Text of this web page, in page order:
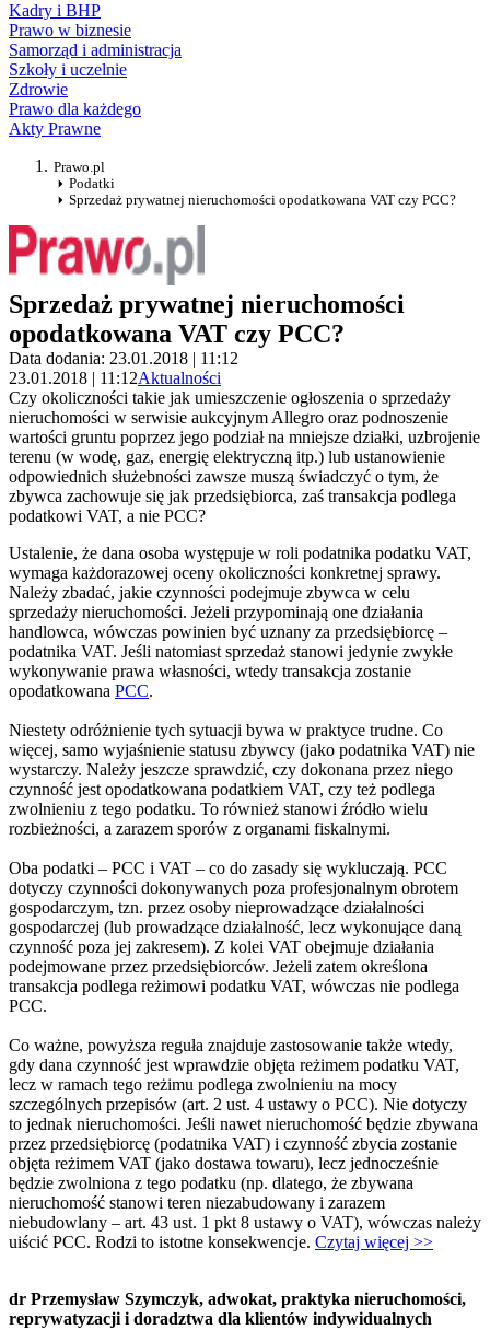
Kadry i BHP
Prawo w biznesie
Samorząd i administracja
Szkoły i uczelnie
Zdrowie
Prawo dla każdego
Akty Prawne
Prawo.pl
Podatki
Sprzedaż prywatnej nieruchomości opodatkowana VAT czy PCC?
Sprzedaż prywatnej nieruchomości
opodatkowana VAT czy PCC?
Data dodania: 23.01.2018 | 11:12
23.01.2018 | 11:12Aktualności
Czy okoliczności takie jak umieszczenie ogłoszenia o sprzedaży
nieruchomości w serwisie aukcyjnym Allegro oraz podnoszenie
wartości gruntu poprzez jego podział na mniejsze działki, uzbrojenie
terenu (w wodę, gaz, energię elektryczną itp.) lub ustanowienie
odpowiednich służebności zawsze muszą świadczyć o tym, że
zbywca zachowuje się jak przedsiębiorca, zaś transakcja podlega
podatkowi VAT, a nie PCC?
Ustalenie, że dana osoba występuje w roli podatnika podatku VAT,
wymaga każdorazowej oceny okoliczności konkretnej sprawy.
Należy zbadać, jakie czynności podejmuje zbywca w celu
sprzedaży nieruchomości. Jeżeli przypominają one działania
handlowca, wówczas powinien być uznany za przedsiębiorcę –
podatnika VAT. Jeśli natomiast sprzedaż stanowi jedynie zwykłe
wykonywanie prawa własności, wtedy transakcja zostanie
opodatkowana PCC.
Niestety odróżnienie tych sytuacji bywa w praktyce trudne. Co
więcej, samo wyjaśnienie statusu zbywcy (jako podatnika VAT) nie
wystarczy. Należy jeszcze sprawdzić, czy dokonana przez niego
czynność jest opodatkowana podatkiem VAT, czy też podlega
zwolnieniu z tego podatku. To również stanowi źródło wielu
rozbieżności, a zarazem sporów z organami fiskalnymi.
Oba podatki – PCC i VAT – co do zasady się wykluczają. PCC
dotyczy czynności dokonywanych poza profesjonalnym obrotem
gospodarczym, tzn. przez osoby nieprowadzące działalności
gospodarczej (lub prowadzące działalność, lecz wykonujące daną
czynność poza jej zakresem). Z kolei VAT obejmuje działania
podejmowane przez przedsiębiorców. Jeżeli zatem określona
transakcja podlega reżimowi podatku VAT, wówczas nie podlega
PCC.
Co ważne, powyższa reguła znajduje zastosowanie także wtedy,
gdy dana czynność jest wprawdzie objęta reżimem podatku VAT,
lecz w ramach tego reżimu podlega zwolnieniu na mocy
szczególnych przepisów (art. 2 ust. 4 ustawy o PCC). Nie dotyczy
to jednak nieruchomości. Jeśli nawet nieruchomość będzie zbywana
przez przedsiębiorcę (podatnika VAT) i czynność zbycia zostanie
objęta reżimem VAT (jako dostawa towaru), lecz jednocześnie
będzie zwolniona z tego podatku (np. dlatego, że zbywana
nieruchomość stanowi teren niezabudowany i zarazem
niebudowlany – art. 43 ust. 1 pkt 8 ustawy o VAT), wówczas należy
uiścić PCC. Rodzi to istotne konsekwencje. Czytaj więcej >>
dr Przemysław Szymczyk, adwokat, praktyka nieruchomości,
reprywatyzacji i doradztwa dla klientów indywidualnych